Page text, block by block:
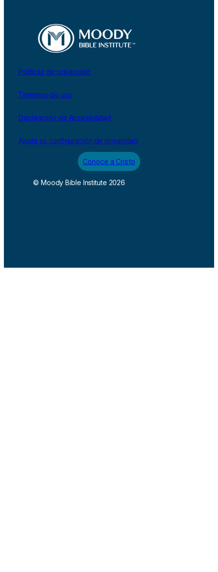
Políticas de privacidad
Términos de uso
Declaración de Accesibilidad
Ajuste su configuración de privacidad
Conoce a Cristo
© Moody Bible Institute 2026